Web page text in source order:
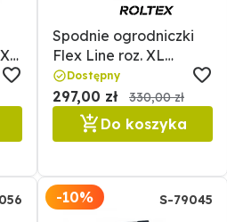
Spodnie ogrodniczki
Flex Line roz. XL
STALCO
Dostępny
297,00 zł 330,00 zł
Do koszyka
-10% S-79045